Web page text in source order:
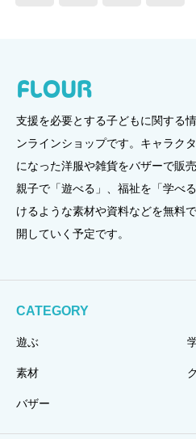
支援を必要とする子どもに関する
ンラインショップです。キャラク
になった洋服や雑貨をバザーで販売
親子で「遊べる」、福祉を「学べ
けるような素材や資料などを無料
開していく予定です。
CATEGORY
遊ぶ
素材
バザー